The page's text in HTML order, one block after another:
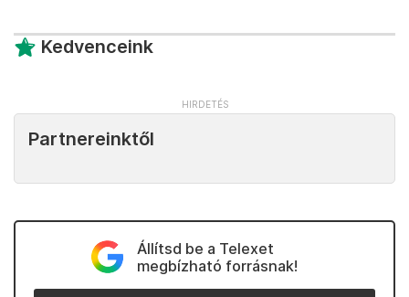
Kedvenceink
Partnereinktől
Állítsd be a Telexet
megbízható forrásnak!